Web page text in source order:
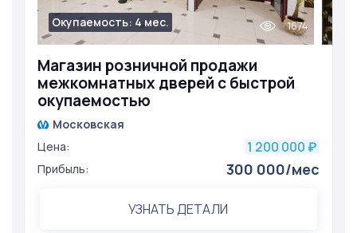
Магазин розничной продажи
межкомнатных дверей с быстрой
окупаемостью
Окупаемость: 4 мес. 1674
Московская
Цена:
1 200 000 ₽
Прибыль: 300 000/мес
УЗНАТЬ ДЕТАЛИ